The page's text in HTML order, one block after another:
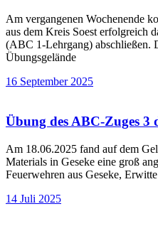
Am vergangenen Wochenende
aus dem Kreis Soest erfolgreich
(ABC 1-Lehrgang) abschließen.
Übungsgelände
16 September 2025
Übung des ABC-Zuges 3
Am 18.06.2025 fand auf dem
Materials in Geseke eine groß
Feuerwehren aus Geseke,
14 Juli 2025